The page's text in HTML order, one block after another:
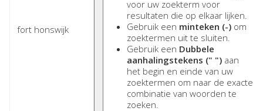
voor uw zoekterm voor
resultaten die op elkaar lijken.
Gebruik een minteken (-) om
zoektermen uit te sluiten.
Gebruik een Dubbele
aanhalingstekens (" ") aan
het begin en einde van uw
zoektermen om naar de exacte
combinatie van woorden te
zoeken.